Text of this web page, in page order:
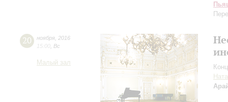
20 ноября 2016
15:00 Вс
Малый зал